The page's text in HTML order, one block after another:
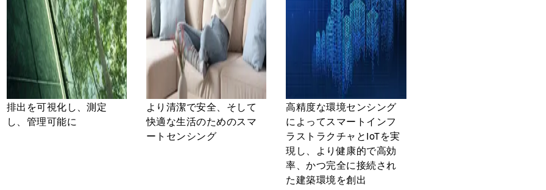
排出を可視化し、測定
し、管理可能に
より清潔で安全、そして
快適な生活のためのスマ
ートセンシング
高精度な環境センシング
によってスマートインフ
ラストラクチャとIoTを実
現し、より健康的で高効
率、かつ完全に接続され
た建築環境を創出